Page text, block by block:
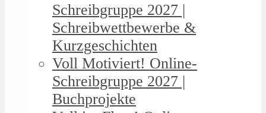
Schreibgruppe 2027 |
Schreibwettbewerbe &
Kurzgeschichten
Voll Motiviert! Online-
Schreibgruppe 2027 |
Buchprojekte